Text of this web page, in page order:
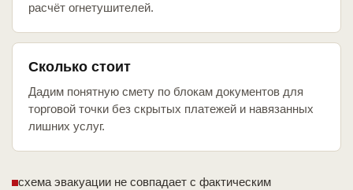
расчёт огнетушителей.
Сколько стоит
Дадим понятную смету по блокам документов для
торговой точки без скрытых платежей и навязанных
лишних услуг.
схема эвакуации не совпадает с фактическим